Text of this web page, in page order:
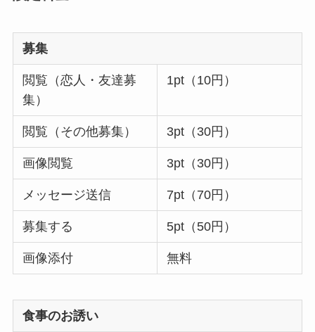
募集
閲覧（恋人・友達募
集）
1pt（10円）
閲覧（その他募集） 3pt（30円）
画像閲覧 3pt（30円）
メッセージ送信 7pt（70円）
募集する 5pt（50円）
画像添付 無料
食事のお誘い